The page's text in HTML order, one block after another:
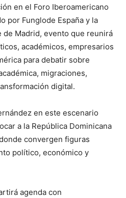
en el Foro Iberoamericano
por Funglode España y la
de Madrid, evento que reunirá
académicos, empresarios
para debatir sobre
migraciones,
digital.
en este escenario
a la República Dominicana
convergen figuras
político, económico y
agenda con